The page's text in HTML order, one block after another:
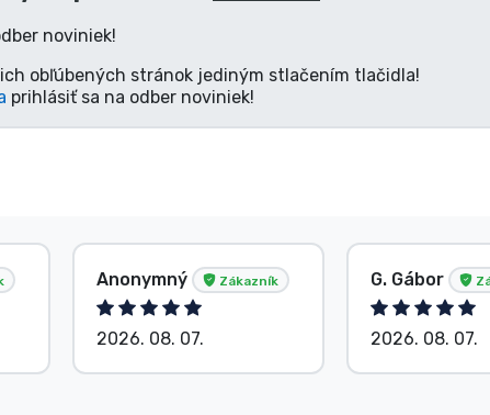
noviniek!
obľúbených stránok jediným stlačením tlačidla!
prihlásiť sa na odber noviniek!
Anonymný Zákazník
2026. 08. 07.
G. Gábor
2026. 08. 07.